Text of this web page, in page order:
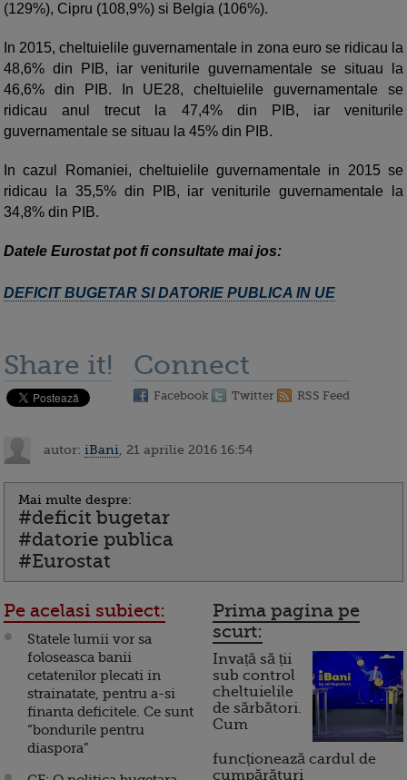
(129%), Cipru (108,9%) si Belgia (106%).
In 2015, cheltuielile guvernamentale in zona euro se ridicau la
48,6% din PIB, iar veniturile guvernamentale se situau la
46,6% din PIB. In UE28, cheltuielile guvernamentale se
ridicau anul trecut la 47,4% din PIB, iar veniturile
guvernamentale se situau la 45% din PIB.
In cazul Romaniei, cheltuielile guvernamentale in 2015 se
ridicau la 35,5% din PIB, iar veniturile guvernamentale la
34,8% din PIB.
Datele Eurostat pot fi consultate mai jos:
DEFICIT BUGETAR SI DATORIE PUBLICA IN UE
Share it! Connect
Facebook Twitter RSS Feed
autor: iBani , 21 aprilie 2016 16:54
Mai multe despre:
#deficit bugetar
#datorie publica
#Eurostat
Pe acelasi subiect:
Statele lumii vor sa
foloseasca banii
cetatenilor plecati in
strainatate, pentru a-si
finanta deficitele. Ce sunt
“bondurile pentru
diaspora”
Prima pagina pe
scurt:
Invață să ții
sub control
cheltuielile
de sărbători.
Cum
funcționează cardul de
cumpărături